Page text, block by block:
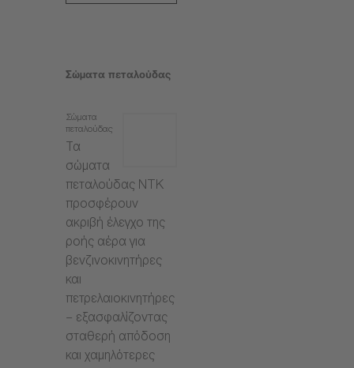
Σώματα πεταλούδας
Σώματα
πεταλούδας
Τα
σώματα
πεταλούδας NTK
προσφέρουν
ακριβή έλεγχο της
ροής αέρα για
βενζινοκινητήρες
και
πετρελαιοκινητήρες
– εξασφαλίζοντας
σταθερή απόδοση
και χαμηλότερες